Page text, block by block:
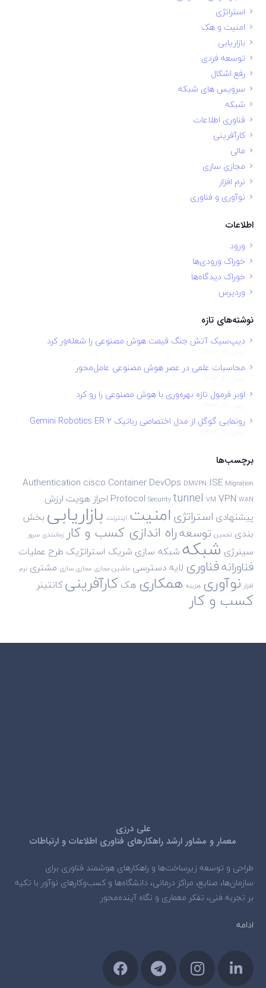
استراتژی
امنیت و هک
بازاریابی
توسعه فردی
رفع اشکال
سرویس های شبکه
شبکه
فناوری اطلاعات
کارآفرینی
مالی
مجازی سازی
نرم افزار
نوآوری و فناوری
اطلاعات
ورود
خوراک ورودی‌ها
خوراک دیدگاه‌ها
وردپرس
نوشته‌های تازه
دیپ‌سیک آتش جنگ قیمت هوش مصنوعی را شعله‌ور کرد
محاسبات علمی در عصر هوش مصنوعی عامل‌محور
اوبر فرمول تازه بهره‌وری با هوش مصنوعی را رو کرد
رونمایی گوگل از مدل اختصاصی رباتیک Gemini Robotics ER 2
برچسب‌ها
Authentication cisco ContainerDevOps DMVPN ISE Migration
Protocol Security tunnel VM VPN WAN احراز هویت ارزش
پیشنهادی استراتژی امنیت اینترنت بازاریابیبخش
بندی تخمین توسعهراه اندازی کسب و کار زمانبندی سرور
سینرژی شبکه شبکه سازی شریک استراتژیک طرح عملیات
فناورانهفناوری لایه دسترسی ماشین مجازی مجازی سازی مشتری نرم
افزار نوآوری هزینه همکاری هککارآفرینیکانتینر
کسب و کار
علی درزی
معمار و مشاور ارشد راهکارهای فناوری اطلاعات و ارتباطات
طراحی و توسعه زیرساخت‌ها و راهکارهای هوشمند فناوری برای
سازمان‌ها، صنایع، مراکز درمانی، دانشگاه‌ها و کسب‌وکارهای نوآور با تکیه
بر تجربه فنی، تفکر معماری و نگاه آینده‌محور
ادامه